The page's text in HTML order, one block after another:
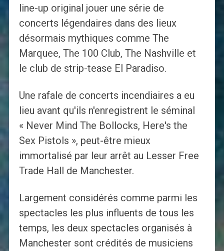
line-up original jouer une série de
concerts légendaires dans des lieux
désormais mythiques comme The
Marquee, The 100 Club, The Nashville et
le club de strip-tease El Paradiso.
Une rafale de concerts incendiaires a eu
lieu avant qu'ils n'enregistrent le séminal
« Never Mind The Bollocks, Here's the
Sex Pistols », peut-être mieux
immortalisé par leur arrêt au Lesser Free
Trade Hall de Manchester.
Largement considérés comme parmi les
spectacles les plus influents de tous les
temps, les deux spectacles organisés à
Manchester sont crédités de musiciens